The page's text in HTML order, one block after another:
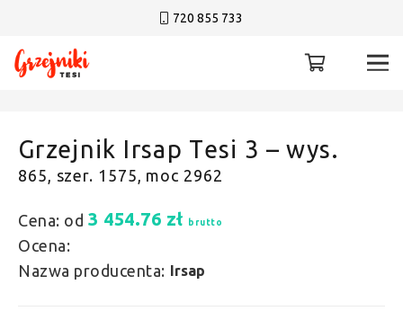
720 855 733
Grzejnik Irsap Tesi 3 – wys.
865, szer. 1575, moc 2962
Cena: od 3 454.76 zł brutto
Ocena:
Nazwa producenta: Irsap